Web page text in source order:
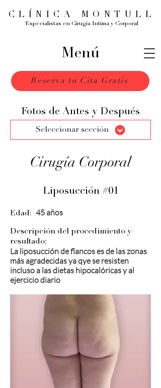
Reserva tu Cita Gratis
CLÍNICA MONTULL
Especialistas en Cirugía Intima y Corporal
Menú
Fotos de Antes y Después
Seleccionar sección
Cirugía Corporal
Liposucción #01
Edad: 45 años
Descripción del procedimiento y
resultado:
La liposucción de flancos es de las zonas
más agradecidas ya qye se resisten
incluso a las dietas hipocalóricas y al
ejercicio diario